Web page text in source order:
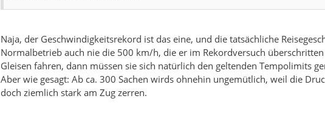
Naja, der Geschwindigkeitsrekord ist das eine, und die tatsächliche
Normalbetrieb auch nie die 500 km/h, die er im Rekordversuch
Gleisen fahren, dann müssen sie sich natürlich den geltenden Tempolimits
Aber wie gesagt: Ab ca. 300 Sachen wirds ohnehin ungemütlich, weil die
doch ziemlich stark am Zug zerren.